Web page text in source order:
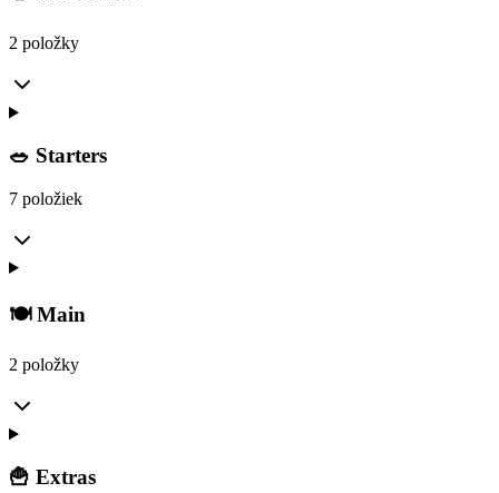
2 položky
🥗 Starters
7 položiek
🍽️ Main
2 položky
🍟 Extras